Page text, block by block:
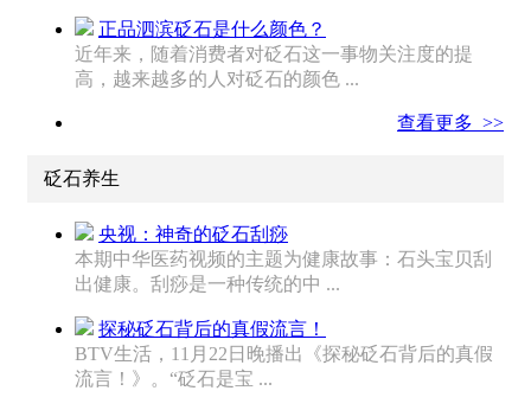
正品泗滨砭石是什么颜色？
近年来，随着消费者对砭石这一事物关注度的提
高，越来越多的人对砭石的颜色 ...
查看更多 >>
砭石养生
央视：神奇的砭石刮痧
本期中华医药视频的主题为健康故事：石头宝贝刮
出健康。刮痧是一种传统的中 ...
探秘砭石背后的真假流言！
BTV生活，11月22日晚播出《探秘砭石背后的真假
流言！》。“砭石是宝 ...